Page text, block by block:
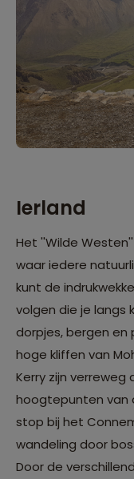
Ierland
Het ''Wilde
waar iedere
kunt de
volgen die je langs
dorpjes, bergen
hoge kliffen van
Kerry zijn
hoogtepunten van
stop bij het
wandeling door
Door de